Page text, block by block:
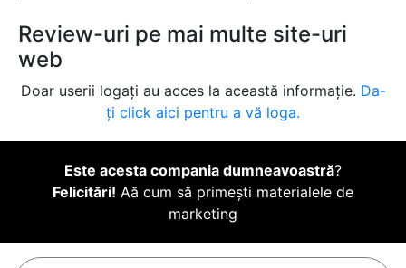
Review-uri pe mai multe site-uri
web
Doar userii logați au acces la această informație. Da-
ți click aici pentru a vă loga.
Este acesta compania dumneavoastră?
Felicitări! Aă cum să primești materialele de
marketing